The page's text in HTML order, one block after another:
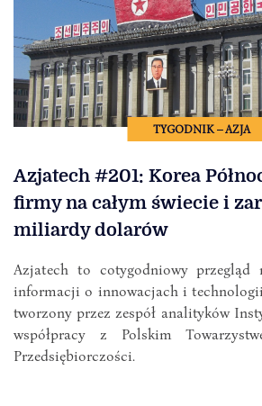
TYGODNIK – AZJA
Azjatech #201: Korea
firmy na całym świecie i
miliardy dolarów
Azjatech to cotygodniowy przegląd
informacji o innowacjach i
tworzony przez zespół analityków
współpracy z Polskim
Przedsiębiorczości.